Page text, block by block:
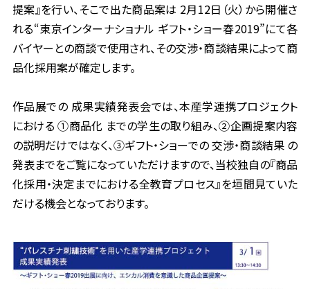
提案』を行い、そこで出た商品案は 2月12日（火）から開催さ
れる“東京インターナショナル ギフト・ショー春2019”にて各
バイヤーとの商談で使用され、その交渉・商談結果によって商
品化採用案が確定します。
作品展での 成果実績発表会では、本産学連携プロジェクト
における ①商品化 までの学生の取り組み、②企画提案内容
の説明だけではなく、③ギフト・ショーでの 交渉・商談結果 の
発表までをご覧になっていただけますので、当校独自の『商品
化採用・決定までにおける全教育プロセス』を垣間見ていた
だける機会となっております。